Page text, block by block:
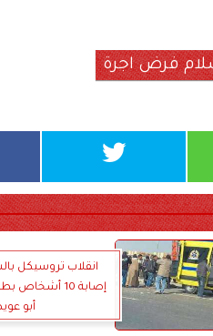
فرض اجرة
انقلاب تروسيكل
إصابة 10
أبو